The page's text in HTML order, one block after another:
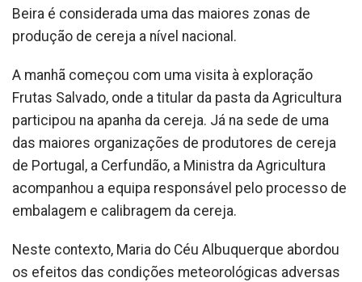
Beira é considerada uma das maiores zonas de
produção de cereja a nível nacional.
A manhã começou com uma visita à exploração
Frutas Salvado, onde a titular da pasta da Agricultura
participou na apanha da cereja. Já na sede de uma
das maiores organizações de produtores de cereja
de Portugal, a Cerfundão, a Ministra da Agricultura
acompanhou a equipa responsável pelo processo de
embalagem e calibragem da cereja.
Neste contexto, Maria do Céu Albuquerque abordou
os efeitos das condições meteorológicas adversas